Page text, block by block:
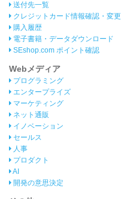
送付先一覧
クレジットカード情報確認・変更
購入履歴
電子書籍・データダウンロード
SEshop.com ポイント確認
Webメディア
プログラミング
エンタープライズ
マーケティング
ネット通販
イノベーション
セールス
人事
プロダクト
AI
開発の意思決定